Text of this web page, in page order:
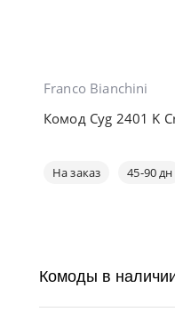
Franco Bianchini
Комод Cyg 2401 K
На заказ 45-90 дн
Комоды в